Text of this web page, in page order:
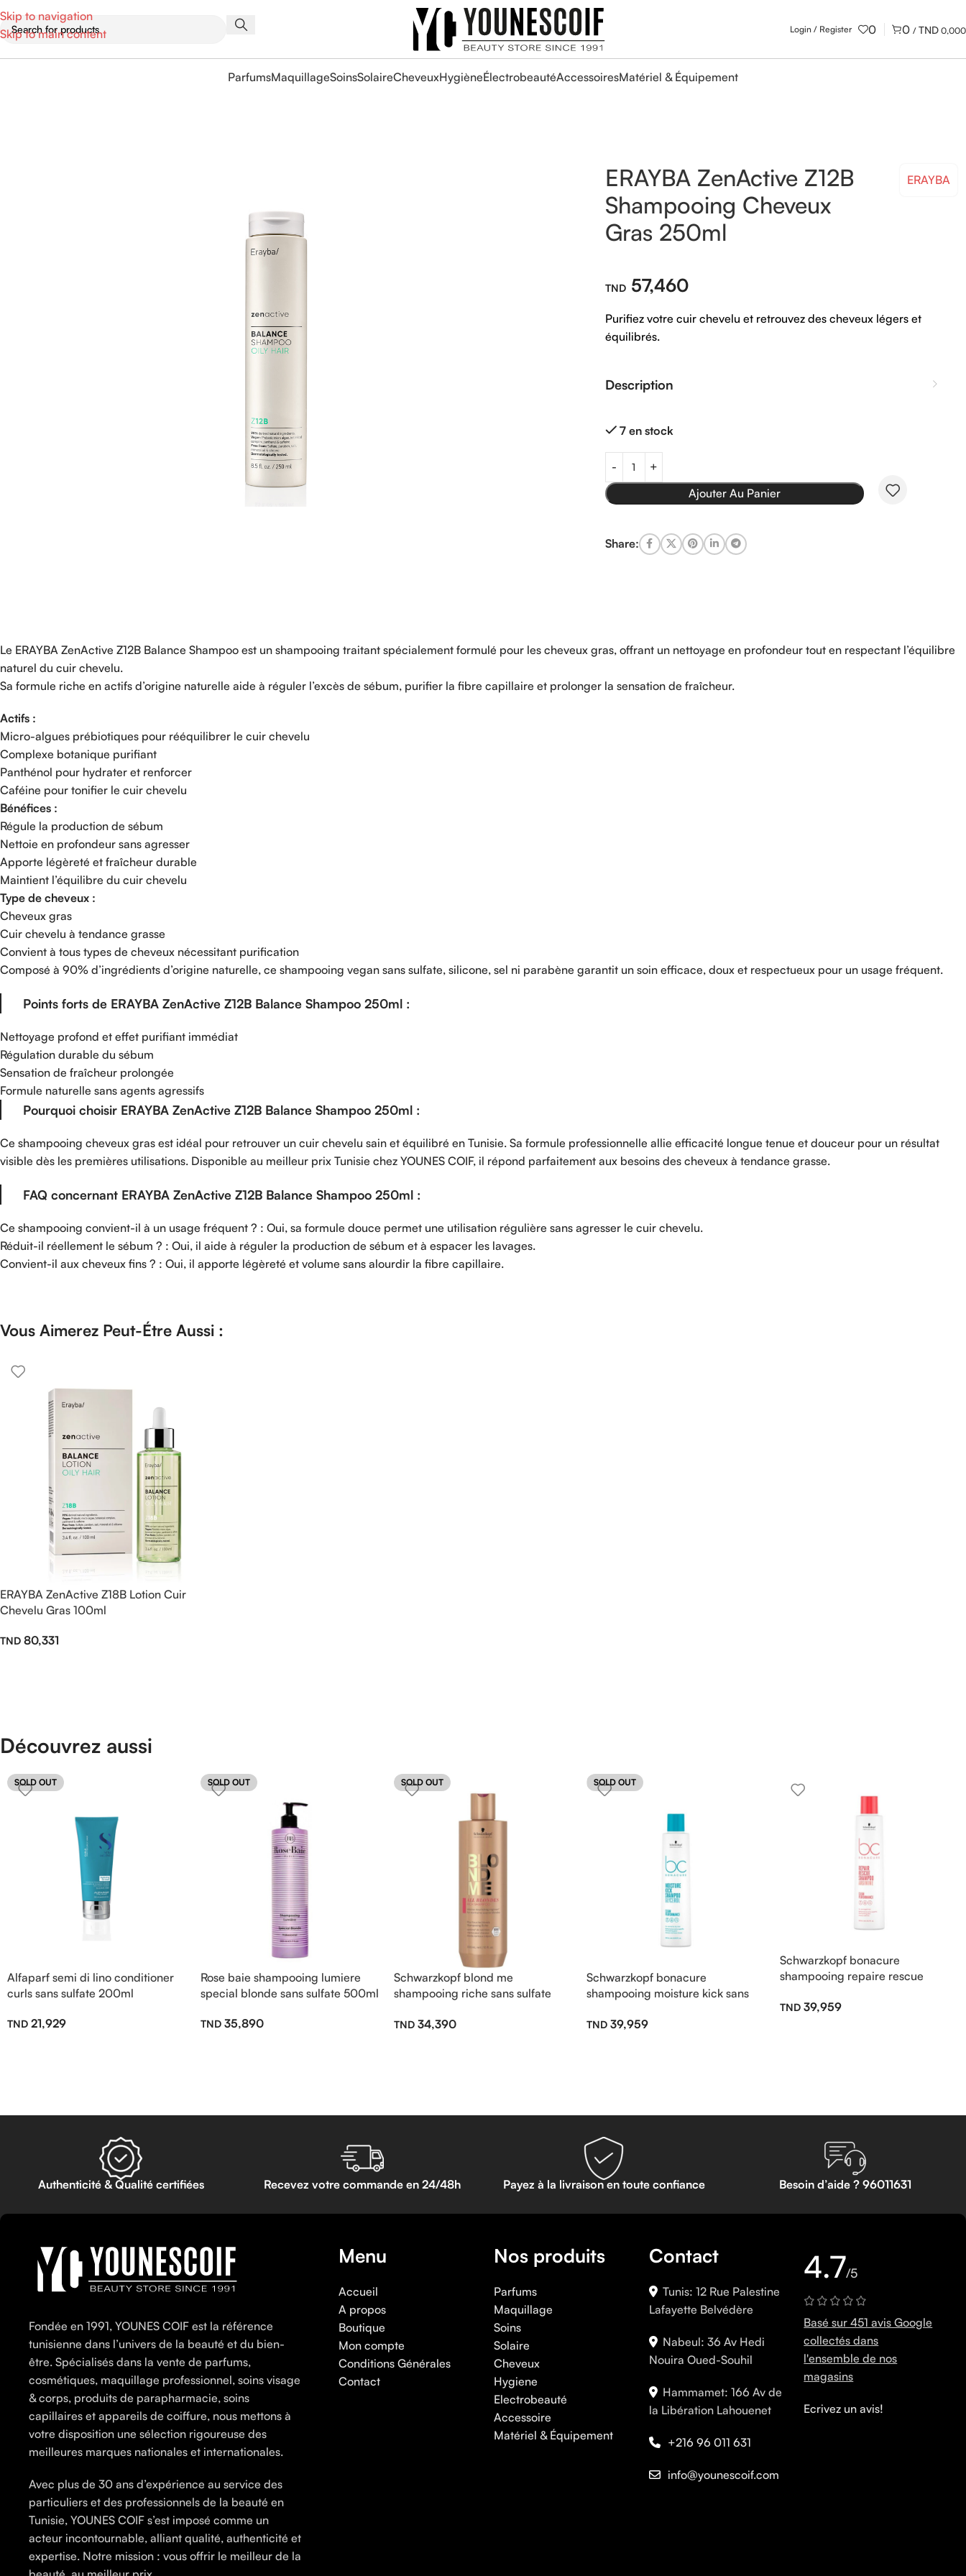
Skip to navigation
Skip to main content
Login / Register 0 0 / 0,000
ParfumsMaquillageSoinsSolaireCheveuxHygièneÉlectrobeautéAccessoiresMatériel & Équipement
ERAYBA ZenActive Z12B
Shampooing Cheveux
Gras 250ml
ERAYBA
57,460
Purifiez votre cuir chevelu et retrouvez des cheveux légers et
équilibrés.
Description
7 en stock
Ajouter Au Panier
Share:
Le ERAYBA ZenActive Z12B Balance Shampoo est un shampooing traitant spécialement formulé pour les cheveux gras, offrant un nettoyage en profondeur tout en respectant l’équilibre
naturel du cuir chevelu.
Sa formule riche en actifs d’origine naturelle aide à réguler l’excès de sébum, purifier la fibre capillaire et prolonger la sensation de fraîcheur.
Actifs :
Micro-algues prébiotiques pour rééquilibrer le cuir chevelu
Complexe botanique purifiant
Panthénol pour hydrater et renforcer
Caféine pour tonifier le cuir chevelu
Bénéfices :
Régule la production de sébum
Nettoie en profondeur sans agresser
Apporte légèreté et fraîcheur durable
Maintient l’équilibre du cuir chevelu
Type de cheveux :
Cheveux gras
Cuir chevelu à tendance grasse
Convient à tous types de cheveux nécessitant purification
Composé à 90% d’ingrédients d’origine naturelle, ce shampooing vegan sans sulfate, silicone, sel ni parabène garantit un soin efficace, doux et respectueux pour un usage fréquent.
Points forts de ERAYBA ZenActive Z12B Balance Shampoo 250ml :
Nettoyage profond et effet purifiant immédiat
Régulation durable du sébum
Sensation de fraîcheur prolongée
Formule naturelle sans agents agressifs
Pourquoi choisir ERAYBA ZenActive Z12B Balance Shampoo 250ml :
Ce shampooing cheveux gras est idéal pour retrouver un cuir chevelu sain et équilibré en Tunisie. Sa formule professionnelle allie efficacité longue tenue et douceur pour un résultat
visible dès les premières utilisations. Disponible au meilleur prix Tunisie chez YOUNES COIF, il répond parfaitement aux besoins des cheveux à tendance grasse.
FAQ concernant ERAYBA ZenActive Z12B Balance Shampoo 250ml :
Ce shampooing convient-il à un usage fréquent ? : Oui, sa formule douce permet une utilisation régulière sans agresser le cuir chevelu.
Réduit-il réellement le sébum ? : Oui, il aide à réguler la production de sébum et à espacer les lavages.
Convient-il aux cheveux fins ? : Oui, il apporte légèreté et volume sans alourdir la fibre capillaire.
Vous Aimerez Peut-Étre Aussi :
ERAYBA ZenActive Z18B Lotion Cuir
Chevelu Gras 100ml
80,331
Découvrez aussi
SOLD OUT
Alfaparf semi di lino conditioner
curls sans sulfate 200ml
21,929
SOLD OUT
Rose baie shampooing lumiere
special blonde sans sulfate 500ml
35,890
SOLD OUT
Schwarzkopf blond me
shampooing riche sans sulfate
34,390
SOLD OUT
Schwarzkopf bonacure
shampooing moisture kick sans
39,959
Schwarzkopf bonacure
shampooing repaire rescue
39,959
Authenticité & Qualité certifiées Recevez votre commande en 24/48h Payez à la livraison en toute confiance Besoin d’aide ? 96011631
Fondée en 1991, YOUNES COIF est la référence
tunisienne dans l’univers de la beauté et du bien-
être. Spécialisés dans la vente de parfums,
cosmétiques, maquillage professionnel, soins visage
& corps, produits de parapharmacie, soins
capillaires et appareils de coiffure, nous mettons à
votre disposition une sélection rigoureuse des
meilleures marques nationales et internationales.
Avec plus de 30 ans d’expérience au service des
particuliers et des professionnels de la beauté en
Tunisie, YOUNES COIF s’est imposé comme un
acteur incontournable, alliant qualité, authenticité et
expertise. Notre mission : vous offrir le meilleur de la
Menu
Accueil
A propos
Boutique
Mon compte
Conditions Générales
Contact
Nos produits
Parfums
Maquillage
Soins
Solaire
Cheveux
Hygiene
Electrobeauté
Accessoire
Matériel & Équipement
Contact
Tunis: 12 Rue Palestine
Lafayette Belvédère
Nabeul: 36 Av Hedi
Nouira Oued-Souhil
Hammamet: 166 Av de
la Libération Lahouenet
+216 96 011 631
info@younescoif.com
4.7/5
Basé sur 451 avis Google
collectés dans
l'ensemble de nos
magasins
Ecrivez un avis!